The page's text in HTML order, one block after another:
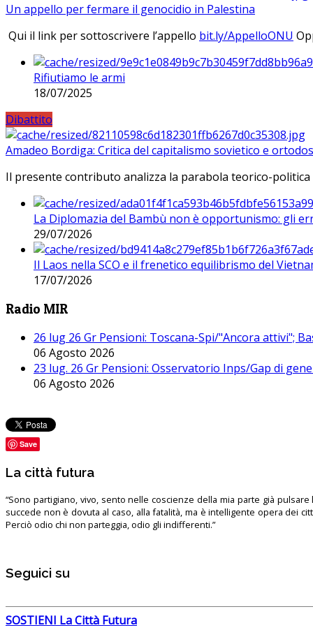
Un appello per fermare il genocidio in Palestina
Qui il link per sottoscrivere l’appello bit.ly/AppelloONU
Rifiutiamo le armi
18/07/2025
Dibattito
Amadeo Bordiga: Critica del capitalismo sovietico e
Il presente contributo analizza la parabola teorico-
La Diplomazia del Bambù non è opportunismo: gli
29/07/2026
Il Laos nella SCO e il frenetico equilibrismo del
17/07/2026
Radio MIR
26 lug 26 Gr Pensioni: Toscana-Spi/"Ancora attivi";
06 Agosto 2026
23 lug. 26 Gr Pensioni: Osservatorio Inps/Gap di
06 Agosto 2026
Save
La città futura
“Sono partigiano, vivo, sento nelle coscienze della mia parte già pulsare
succede non è dovuta al caso, alla fatalità, ma è intelligente opera dei
Perciò odio chi non parteggia, odio gli indifferenti.”
Seguici su
SOSTIENI La Città Futura